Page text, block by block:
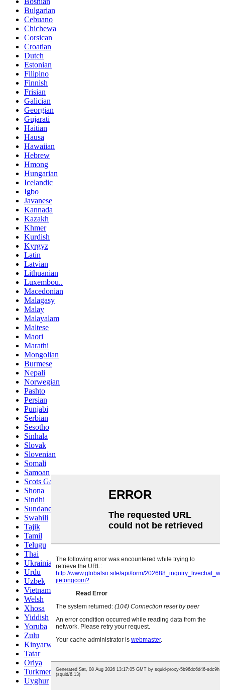
Bulgarian
Cebuano
Chichewa
Corsican
Croatian
Dutch
Estonian
Filipino
Finnish
Frisian
Galician
Georgian
Gujarati
Haitian
Hausa
Hawaiian
Hebrew
Hmong
Hungarian
Icelandic
Igbo
Javanese
Kannada
Kazakh
Khmer
Kurdish
Kyrgyz
Latin
Latvian
Lithuanian
Luxembou..
Macedonian
Malagasy
Malay
Malayalam
Maltese
Maori
Marathi
Mongolian
Burmese
Nepali
Norwegian
Pashto
Persian
Punjabi
Serbian
Sesotho
Sinhala
Slovak
Slovenian
Somali
Samoan
Scots Gaelic
Shona
Sindhi
Sundanese
Swahili
Tajik
Tamil
Telugu
Thai
Ukrainian
Urdu
Uzbek
Vietnamese
Welsh
Xhosa
Yiddish
Yoruba
Zulu
Kinyarwanda
Tatar
Oriya
Turkmen
Uyghur